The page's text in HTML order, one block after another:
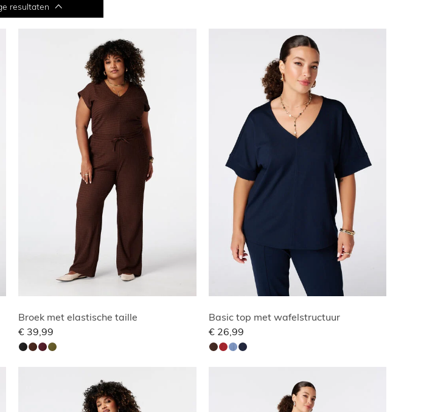
resultaten
Broek met elastische taille
€ 39,99
Basic top met wafelstructuur
€ 26,99